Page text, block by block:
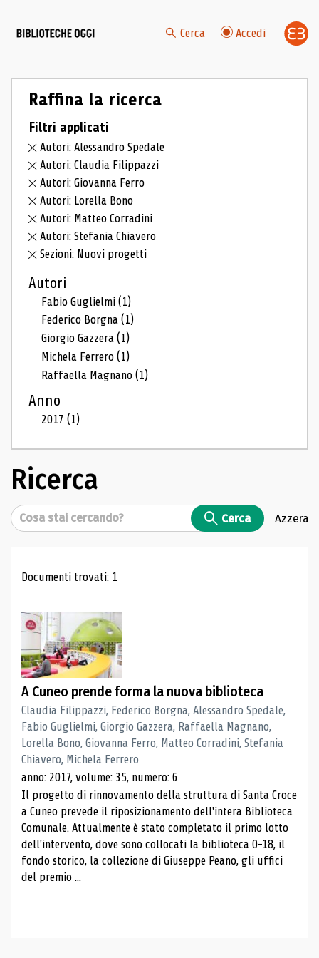
Cerca Accedi
Raffina la ricerca
Filtri applicati
Autori: Alessandro Spedale
Autori: Claudia Filippazzi
Autori: Giovanna Ferro
Autori: Lorella Bono
Autori: Matteo Corradini
Autori: Stefania Chiavero
Sezioni: Nuovi progetti
Autori
Fabio Guglielmi(1)
Federico Borgna(1)
Giorgio Gazzera(1)
Michela Ferrero(1)
Raffaella Magnano(1)
Anno
2017(1)
Ricerca
Cerca Cerca Azzera
Risultati di ricerca
Documenti trovati: 1
A Cuneo prende forma la nuova biblioteca
Claudia Filippazzi, Federico Borgna, Alessandro Spedale,
Fabio Guglielmi, Giorgio Gazzera, Raffaella Magnano,
Lorella Bono, Giovanna Ferro, Matteo Corradini, Stefania
Chiavero, Michela Ferrero
anno: 2017, volume: 35, numero: 6
Il progetto di rinnovamento della struttura di Santa Croce
a Cuneo prevede il riposizionamento dell'intera Biblioteca
Comunale. Attualmente è stato completato il primo lotto
dell'intervento, dove sono collocati la biblioteca 0-18, il
fondo storico, la collezione di Giuseppe Peano, gli uffici
del premio ...